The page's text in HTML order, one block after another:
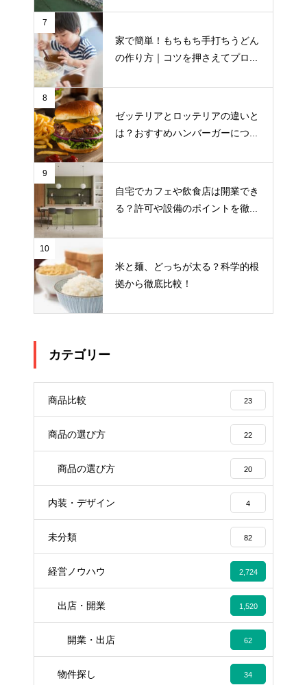
7
家で簡単！もちもち手打ちうどん
の作り方｜コツを押さえてプロ...
8
ゼッテリアとロッテリアの違いと
は？おすすめハンバーガーにつ...
9
自宅でカフェや飲食店は開業でき
る？許可や設備のポイントを徹...
10
米と麺、どっちが太る？科学的根
拠から徹底比較！
カテゴリー
商品比較 23
商品の選び方 22
商品の選び方 20
内装・デザイン 4
未分類 82
経営ノウハウ 2,724
出店・開業 1,520
開業・出店 62
物件探し 34